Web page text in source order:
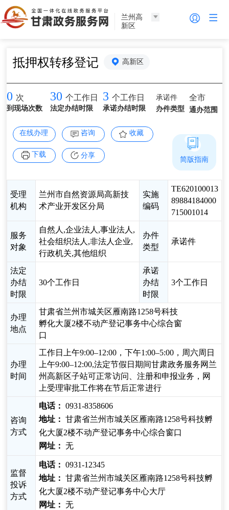
兰州高
新区
抵押权转移登记 高新区
0 次
到现场次数
30 个工作日
法定办结时限
3 个工作日
承诺办结时限
承诺件
办件类型
全市
通办范围
在线办理 咨询 收藏
下载 分享
受理
机构
兰州市自然资源局高新技
术产业开发区分局
实施
编码
TE620100013
89884184000
715001014
服务
对象
自然人,企业法人,事业法人,
社会组织法人,非法人企业,
行政机关,其他组织
办件
类型
承诺件
法定
办结
时限
30个工作日
承诺
办结
时限
3个工作日
办理
地点
甘肃省兰州市城关区雁南路1258号科技
孵化大厦2楼不动产登记事务中心综合窗
口
办理
时间
工作日上午9:00–12:00，下午1:00–5:00，周六周日
上午9:00–12:00,法定节假日期间甘肃政务服务网兰
州高新区子站可正常访问、注册和申报业务，网
上受理审批工作将在节后正常进行
咨询
方式
电话： 0931-8358606
地址： 甘肃省兰州市城关区雁南路1258号科技孵
化大厦2楼不动产登记事务中心综合窗口
网址： 无
监督
投诉
方式
电话： 0931-12345
地址： 甘肃省兰州市城关区雁南路1258号科技孵
化大厦2楼不动产登记事务中心大厅
网址： 无
简版指南